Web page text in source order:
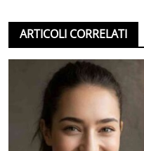
ARTICOLI CORRELATI